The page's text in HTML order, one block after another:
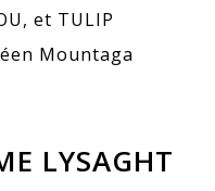
et TULIP
Mountaga
LYSAGHT